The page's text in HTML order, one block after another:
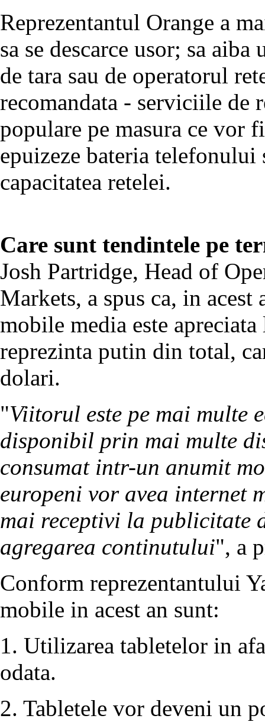
Reprezentantul Orange a
sa se descarce usor; sa
de tara sau de operatorul
recomandata - serviciile de
populare pe masura ce vor
epuizeze bateria
capacitatea retelei.
Care sunt tendintele pe
Josh Partridge, Head of
Markets, a spus ca, in
mobile media este
reprezinta putin din total,
dolari.
"Viitorul este pe mai multe
disponibil prin mai multe
consumat intr-un anumit
europeni vor avea internet
mai receptivi la publicitate
agregarea continutului", a
Conform reprezentantului
mobile in acest an sunt:
1. Utilizarea tabletelor in
odata.
2. Tabletele vor deveni un